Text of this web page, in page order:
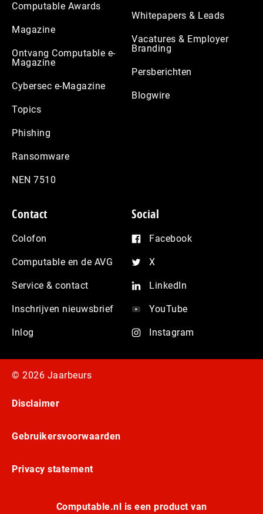
Computable Awards
Magazine
Ontvang Computable e-
Magazine
Cybersec e-Magazine
Topics
Phishing
Ransomware
NEN 7510
Whitepapers & Leads
Vacatures & Employer
Branding
Persberichten
Blogwire
Contact
Colofon
Computable en de AVG
Service & contact
Inschrijven nieuwsbrief
Inlog
Social
Facebook
X
LinkedIn
YouTube
Instagram
© 2026 Jaarbeurs
Disclaimer
Gebruikersvoorwaarden
Privacy statement
Computable.nl is een product van